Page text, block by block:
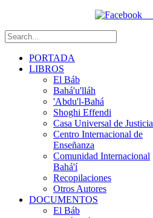
PORTADA
LIBROS
El Báb
Bahá'u'lláh
'Abdu'l-Bahá
Shoghi Effendi
Casa Universal de Justicia
Centro Internacional de
Enseñanza
Comunidad Internacional
Bahá'í
Recopilaciones
Otros Autores
DOCUMENTOS
El Báb